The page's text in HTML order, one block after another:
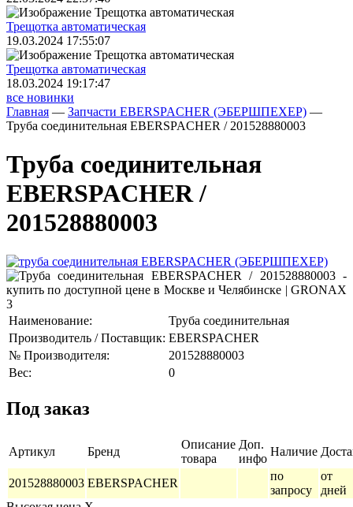
Трещoтка автоматическая
19.03.2024 17:55:07
Трещoтка автоматическая
18.03.2024 19:17:47
все новинки
Главная — Запчасти EBERSPACHER (ЭБЕРШПЕХЕР) —
Труба соединительная EBERSPACHER / 201528880003
Труба соединительная
EBERSPACHER /
201528880003
Наименование:
Труба соединительная
Производитель / Поставщик: EBERSPACHER
№ Производителя:
201528880003
Вес:
0
Под заказ
Артикул Бренд
Описание
товара
Доп.
инфо
Наличие
201528880003 EBERSPACHER
по
запросу
от
дней